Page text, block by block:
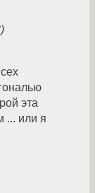
эта
... или я